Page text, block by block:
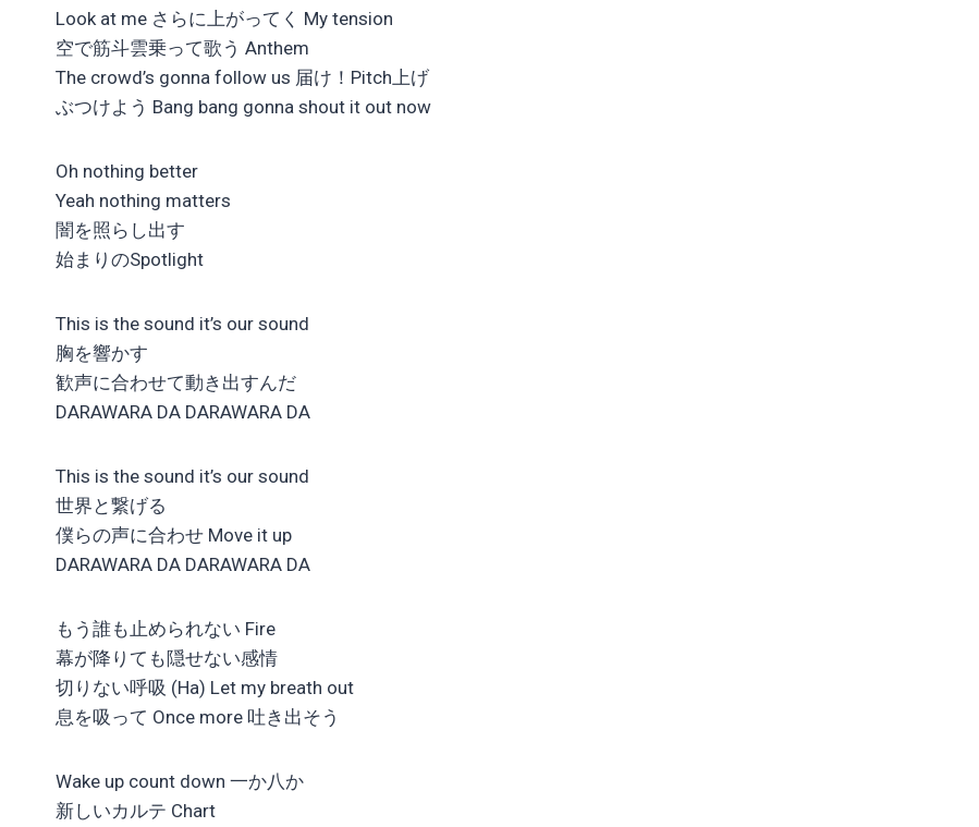
Look at me さらに上がってく My tension
空で筋斗雲乗って歌う Anthem
The crowd’s gonna follow us 届け！Pitch上げ
ぶつけよう Bang bang gonna shout it out now
Oh nothing better
Yeah nothing matters
闇を照らし出す
始まりのSpotlight
This is the sound it’s our sound
胸を響かす
歓声に合わせて動き出すんだ
DARAWARA DA DARAWARA DA
This is the sound it’s our sound
世界と繋げる
僕らの声に合わせ Move it up
DARAWARA DA DARAWARA DA
もう誰も止められない Fire
幕が降りても隠せない感情
切りない呼吸 (Ha) Let my breath out
息を吸って Once more 吐き出そう
Wake up count down 一か八か
新しいカルテ Chart